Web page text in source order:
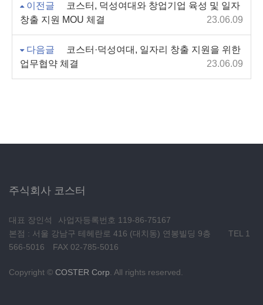
이전글
코스터, 덕성여대와 창업기업 육성 및 일자
창출 지원 MOU 체결
23.06.09
다음글
코스터·덕성여대, 일자리 창출 지원을 위한
업무협약 체결
23.06.09
주식회사 코스터
대표 장인석
사업자등록번호 119-86-75167
본점 : 서울 강남구 테헤란로 416 (대치동) 연봉빌딩 9층
TEL 1
566-5016
FAX 02-785-5016
Copyright © COSTER Corp . All rights reserved.